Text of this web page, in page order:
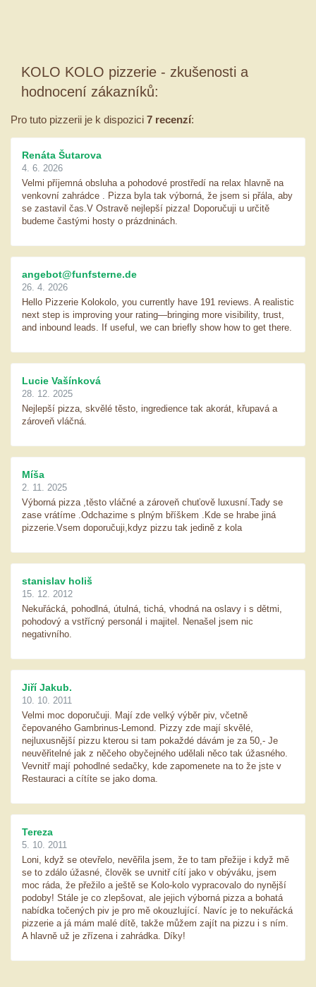
KOLO KOLO pizzerie - zkušenosti a
hodnocení zákazníků:
Pro tuto pizzerii je k dispozici 7 recenzí:
Renáta Šutarova
4. 6. 2026
Velmi příjemná obsluha a pohodové prostředí na relax hlavně na
venkovní zahrádce . Pizza byla tak výborná, že jsem si přála, aby
se zastavil čas.V Ostravě nejlepší pizza! Doporučuji u určitě
budeme častými hosty o prázdninách.
angebot@funfsterne.de
26. 4. 2026
Hello Pizzerie Kolokolo, you currently have 191 reviews. A realistic
next step is improving your rating—bringing more visibility, trust,
and inbound leads. If useful, we can briefly show how to get there.
Lucie Vašínková
28. 12. 2025
Nejlepší pizza, skvělé těsto, ingredience tak akorát, křupavá a
zároveň vláčná.
Míša
2. 11. 2025
Výborná pizza ,těsto vláčné a zároveň chuťově luxusní.Tady se
zase vrátíme .Odchazime s plným bříškem .Kde se hrabe jiná
pizzerie.Vsem doporučuji,kdyz pizzu tak jedině z kola
stanislav holiš
15. 12. 2012
Nekuřácká, pohodlná, útulná, tichá, vhodná na oslavy i s dětmi,
pohodový a vstřícný personál i majitel. Nenašel jsem nic
negativního.
Jiří Jakub.
10. 10. 2011
Velmi moc doporučuji. Mají zde velký výběr piv, včetně
čepovaného Gambrinus-Lemond. Pizzy zde mají skvělé,
nejluxusnější pizzu kterou si tam pokaždé dávám je za 50,- Je
neuvěřitelné jak z něčeho obyčejného udělali něco tak úžasného.
Vevnitř mají pohodlné sedačky, kde zapomenete na to že jste v
Restauraci a cítíte se jako doma.
Tereza
5. 10. 2011
Loni, když se otevřelo, nevěřila jsem, že to tam přežije i když mě
se to zdálo úžasné, člověk se uvnitř cítí jako v obýváku, jsem
moc ráda, že přežilo a ještě se Kolo-kolo vypracovalo do nynější
podoby! Stále je co zlepšovat, ale jejich výborná pizza a bohatá
nabídka točených piv je pro mě okouzlující. Navíc je to nekuřácká
pizzerie a já mám malé dítě, takže můžem zajít na pizzu i s ním.
A hlavně už je zřízena i zahrádka. Díky!